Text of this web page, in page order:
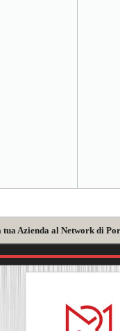
tua Azienda al Network di